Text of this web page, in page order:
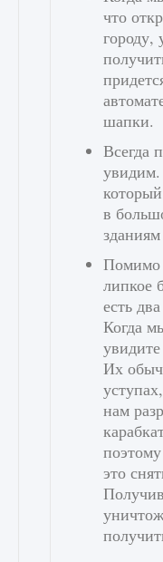
что
городу,
шапки.
Всегда
в
Помимо
липкое
есть
Когда
Их
нам
это